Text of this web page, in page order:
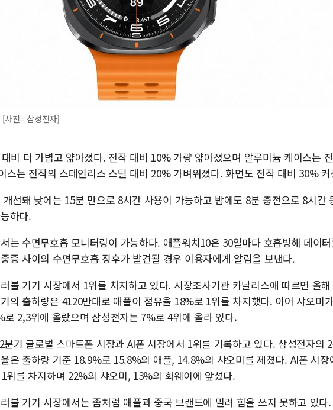
사진= 삼성전자]
비 더 가볍고 얇아졌다. 전작 대비 10% 가량 얇아졌으며 알루미늄 케이스는
스는 전작의 스테인리스 스틸 대비 20% 가벼워졌다. 화면도 전작 대비 30% 커
선돼 낮에는 15분 만으로 8시간 사용이 가능하고 밤에도 8분 충전으로 8시간
하다.
는 수면무호흡 모니터링이 가능하다. 애플워치10은 30일마다 호흡방해 데이
증 사이의 수면무호흡 징후가 발견될 경우 이용자에게 알림을 보낸다.
블 기기 시장에서 1위를 차지하고 있다. 시장조사기관 카날리스에 따르면 올해
의 출하량은 4120만대로 애플이 점유율 18%로 1위를 차지했다. 이어 샤오미
로 2,3위에 올랐으며 삼성전자는 7%로 4위에 올라 있다.
기 글로벌 스마트폰 시장과 AI폰 시장에서 1위를 기록하고 있다. 삼성전자의
은 출하량 기준 18.9%로 15.8%의 애플, 14.8%의 샤오미를 제쳤다. AI폰 시장
위를 차지하며 22%의 샤오미, 13%의 화웨이에 앞섰다.
블 기기 시장에서는 좀처럼 애플과 중국 브랜드에 밀려 힘을 쓰지 못하고 있다.